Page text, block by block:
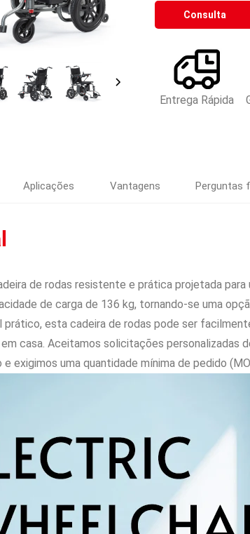
Consulta
Entrega Rápida
Aplicações Vantagens Perguntas
de rodas resistente e prática projetada
de carga de 136 kg, tornando-se uma
prático, esta cadeira de rodas pode ser
casa. Aceitamos solicitações personalizadas
exigimos uma quantidade mínima de pedido